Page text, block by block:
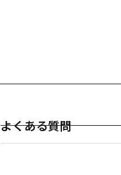
よくある質問